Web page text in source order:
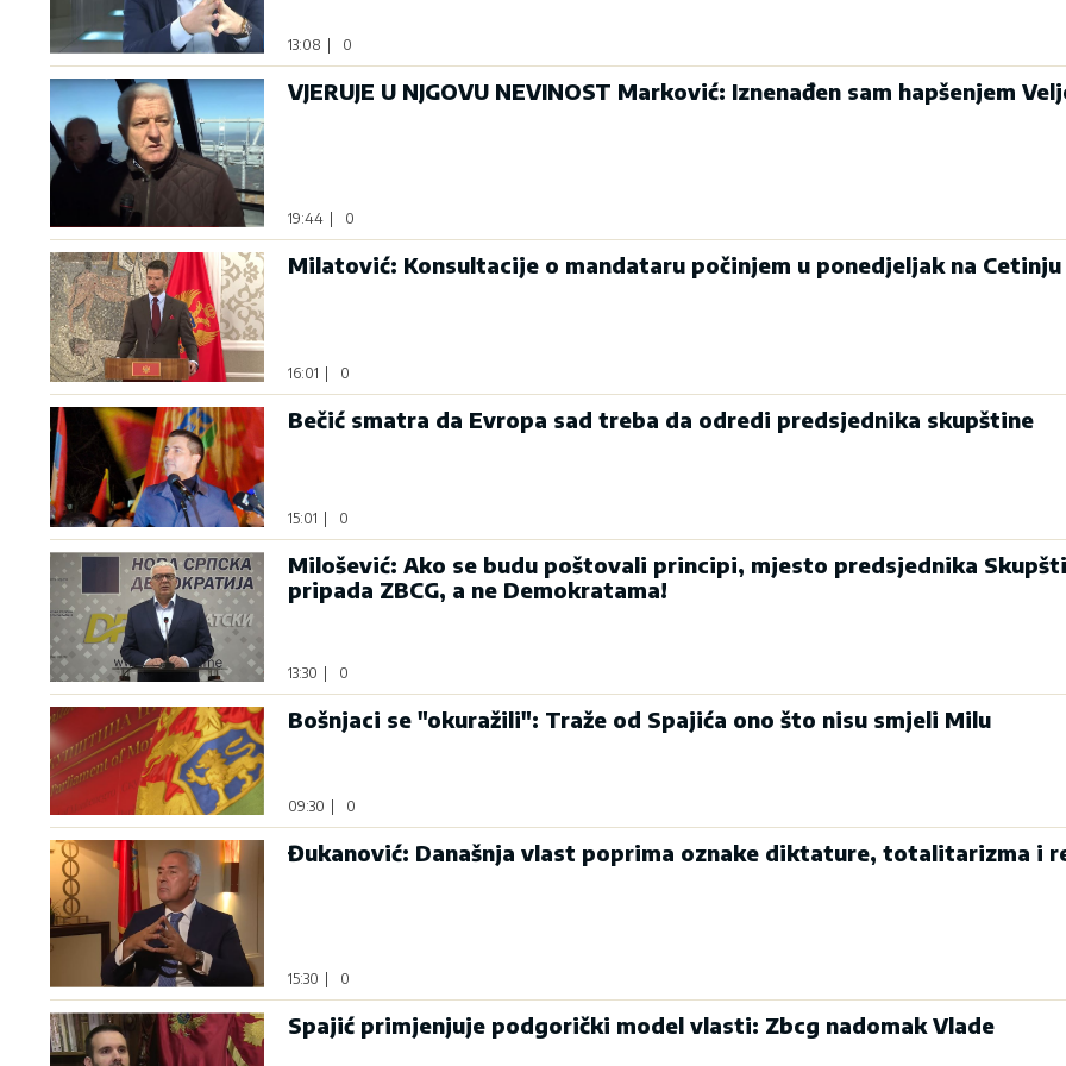
13:08 0
VJERUJE U NJGOVU NEVINOST Marković: Iznenađen sam hapšenjem
19:44 | 0
Milatović: Konsultacije o mandataru počinjem u ponedjeljak na Cetinju
16:01 | 0
Bečić smatra da Evropa sad treba da odredi predsjednika skupštine
15:01 0
Milošević: Ako se budu poštovali principi, mjesto predsjednika
pripada ZBCG, a ne Demokratama!
13:30 0
Bošnjaci se "okuražili": Traže od Spajića ono što nisu smjeli Milu
09:30 0
Đukanović: Današnja vlast poprima oznake diktature, totalitarizma i
15:30 0
Spajić primjenjuje podgorički model vlasti: Zbcg nadomak Vlade